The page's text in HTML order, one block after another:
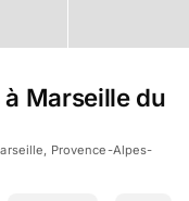
Marseille du
Provence-Alpes-